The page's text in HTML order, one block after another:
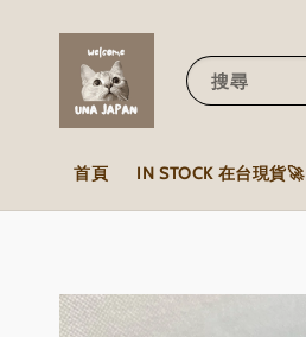
搜尋
首頁 IN STOCK 在台現貨🚀